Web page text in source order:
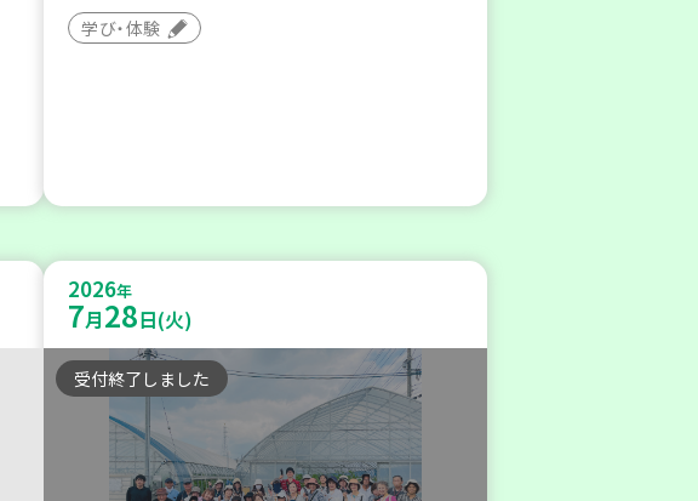
学び・体験
2026年
7月28日(火)
受付終了しました